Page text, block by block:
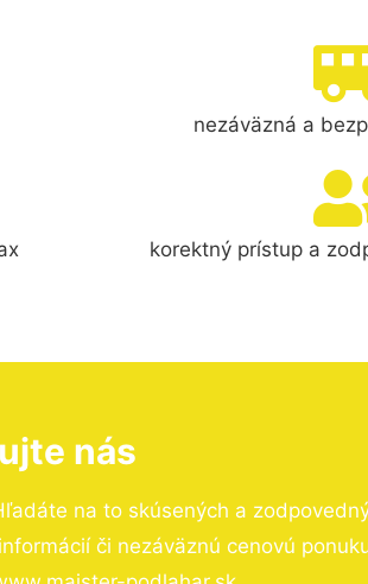
nezáväzná a
korektný prístup a
nás
na to skúsených a
či nezáväznú cenovú